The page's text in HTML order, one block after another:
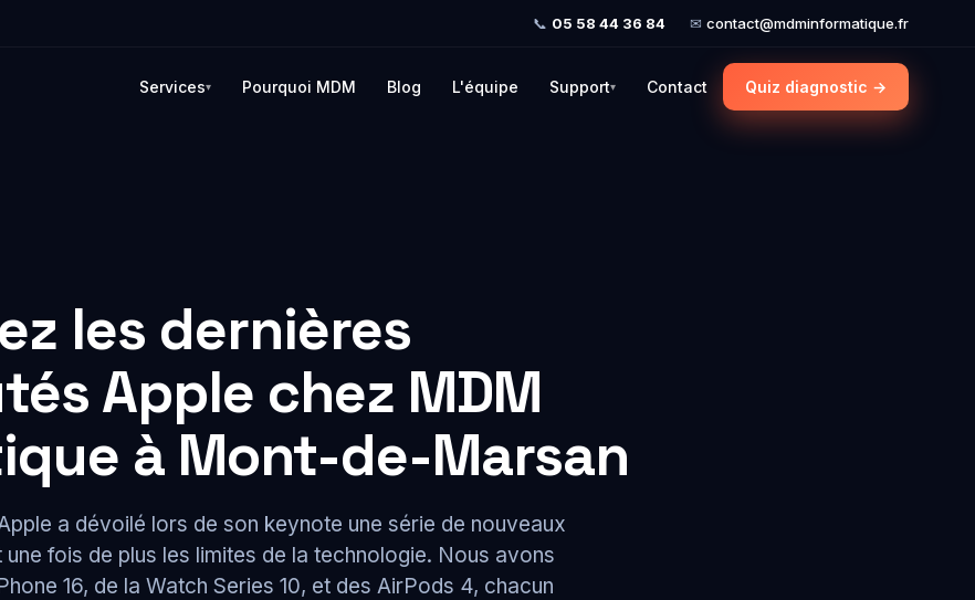
📞 05 58 44 36 84 ✉ contact@mdminformatique.fr
Services▾
1,
dans
Téléphonie pro 3CX
Services cloud
Sauvegarde de
données
Email professionnel
Matériel informatique
Vente & réparation
Apple
Démarrer le quiz →
Demander un
audit →
Pourquoi MDM Blog L'équipe Support▾ Contact Quiz diagnostic →
les dernières
Apple chez MDM
à Mont-de-Marsan
a dévoilé lors de son keynote une série de nouveaux
fois de plus les limites de la technologie. Nous avons
16, de la Watch Series 10, et des AirPods 4, chacun